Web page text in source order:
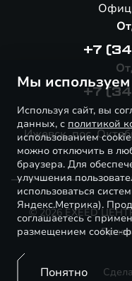
+7
+7
Ижевск, пос.
© 2026 EXEED
Мы используем
Используя сайт, вы
данных, с политикой
использованием
можно отключить в
браузера. Для
улучшения
использоваться
Яндекс.Метрика).
соглашаетесь с
размещением cookie-
Понятно